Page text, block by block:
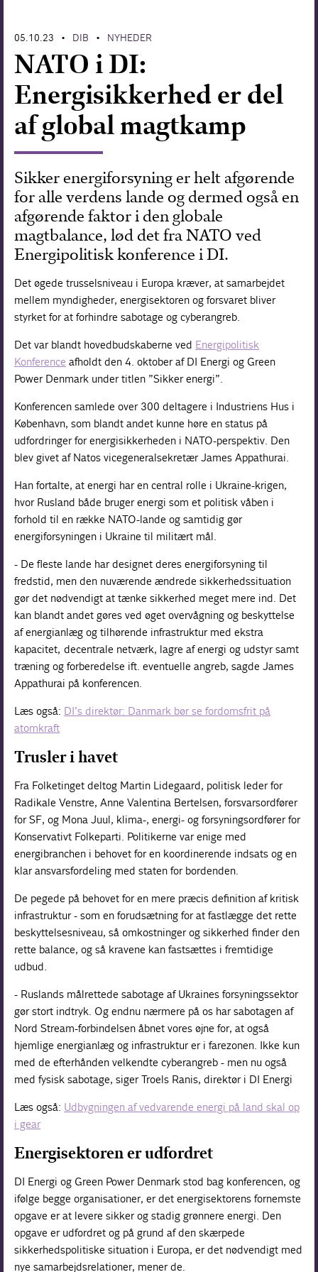
05.10.23 • DIB • NYHEDER
NATO i DI:
Energisikkerhed er del
af global magtkamp
Sikker energiforsyning er helt afgørende
for alle verdens lande og dermed også en
afgørende faktor i den globale
magtbalance, lød det fra NATO ved
Energipolitisk konference i DI.
Det øgede trusselsniveau i Europa kræver, at samarbejdet
mellem myndigheder, energisektoren og forsvaret bliver
styrket for at forhindre sabotage og cyberangreb.
Det var blandt hovedbudskaberne ved Energipolitisk
Konference afholdt den 4. oktober af DI Energi og Green
Power Denmark under titlen ”Sikker energi”.
Konferencen samlede over 300 deltagere i Industriens Hus i
København, som blandt andet kunne høre en status på
udfordringer for energisikkerheden i NATO-perspektiv. Den
blev givet af Natos vicegeneralsekretær James Appathurai.
Han fortalte, at energi har en central rolle i Ukraine-krigen,
hvor Rusland både bruger energi som et politisk våben i
forhold til en række NATO-lande og samtidig gør
energiforsyningen i Ukraine til militært mål.
- De fleste lande har designet deres energiforsyning til
fredstid, men den nuværende ændrede sikkerhedssituation
gør det nødvendigt at tænke sikkerhed meget mere ind. Det
kan blandt andet gøres ved øget overvågning og beskyttelse
af energianlæg og tilhørende infrastruktur med ekstra
kapacitet, decentrale netværk, lagre af energi og udstyr samt
træning og forberedelse ift. eventuelle angreb, sagde James
Appathurai på konferencen.
Læs også: DI’s direktør: Danmark bør se fordomsfrit på
atomkraft
Trusler i havet
Fra Folketinget deltog Martin Lidegaard, politisk leder for
Radikale Venstre, Anne Valentina Bertelsen, forsvarsordfører
for SF, og Mona Juul, klima-, energi- og forsyningsordfører for
Konservativt Folkeparti. Politikerne var enige med
energibranchen i behovet for en koordinerende indsats og en
klar ansvarsfordeling med staten for bordenden.
De pegede på behovet for en mere præcis definition af kritisk
infrastruktur - som en forudsætning for at fastlægge det rette
beskyttelsesniveau, så omkostninger og sikkerhed finder den
rette balance, og så kravene kan fastsættes i fremtidige
udbud.
- Ruslands målrettede sabotage af Ukraines forsyningssektor
gør stort indtryk. Og endnu nærmere på os har sabotagen af
Nord Stream-forbindelsen åbnet vores øjne for, at også
hjemlige energianlæg og infrastruktur er i farezonen. Ikke kun
med de efterhånden velkendte cyberangreb - men nu også
med fysisk sabotage, siger Troels Ranis, direktør i DI Energi
Læs også: Udbygningen af vedvarende energi på land skal op
i gear
Energisektoren er udfordret
DI Energi og Green Power Denmark stod bag konferencen, og
ifølge begge organisationer, er det energisektorens fornemste
opgave er at levere sikker og stadig grønnere energi. Den
opgave er udfordret og på grund af den skærpede
sikkerhedspolitiske situation i Europa, er det nødvendigt med
nye samarbejdsrelationer, mener de.